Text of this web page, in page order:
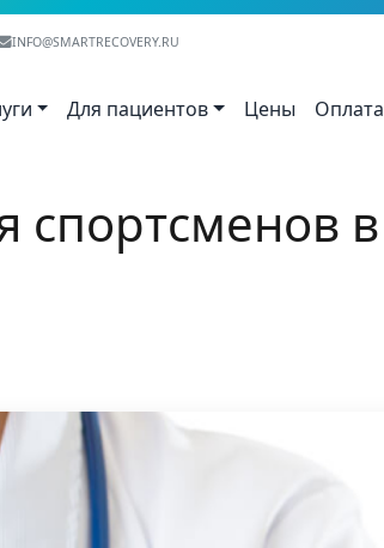
INFO@SMARTRECOVERY.RU
Для пациентов Цены Оплата
спортсменов в